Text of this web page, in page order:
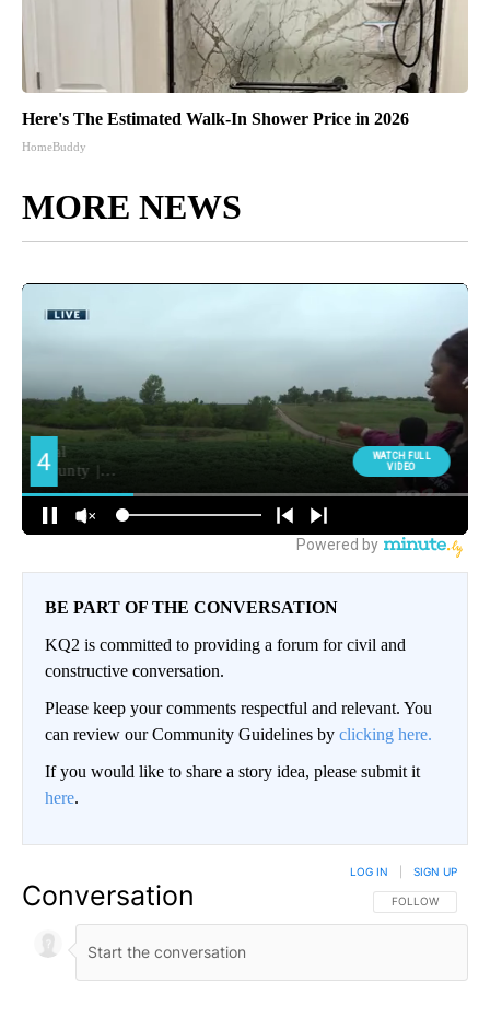
Here's The Estimated Walk-In Shower Price in 2026
HomeBuddy
MORE NEWS
BE PART OF THE CONVERSATION
KQ2 is committed to providing a forum for civil and
constructive conversation.
Please keep your comments respectful and relevant. You
can review our Community Guidelines by clicking here.
If you would like to share a story idea, please submit it
here.
Conversation FOLLOW THIS
FOLLOW
LOG IN SIGN UP